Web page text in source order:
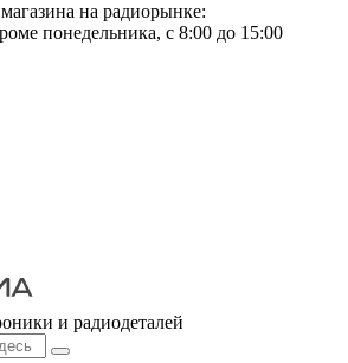
на радиорынке:
понедельника, с 8:00 до 15:00
и радиодеталей